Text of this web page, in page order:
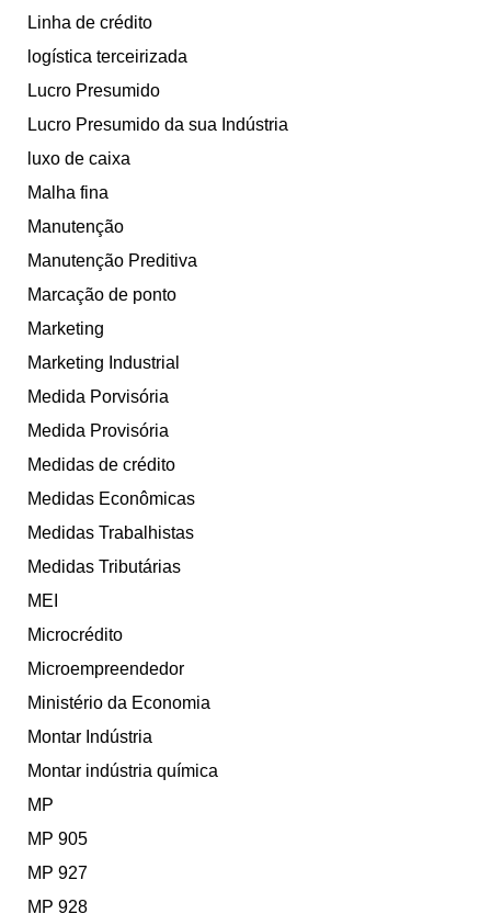
Linha de crédito
logística terceirizada
Lucro Presumido
Lucro Presumido da sua Indústria
luxo de caixa
Malha fina
Manutenção
Manutenção Preditiva
Marcação de ponto
Marketing
Marketing Industrial
Medida Porvisória
Medida Provisória
Medidas de crédito
Medidas Econômicas
Medidas Trabalhistas
Medidas Tributárias
MEI
Microcrédito
Microempreendedor
Ministério da Economia
Montar Indústria
Montar indústria química
MP
MP 905
MP 927
MP 928